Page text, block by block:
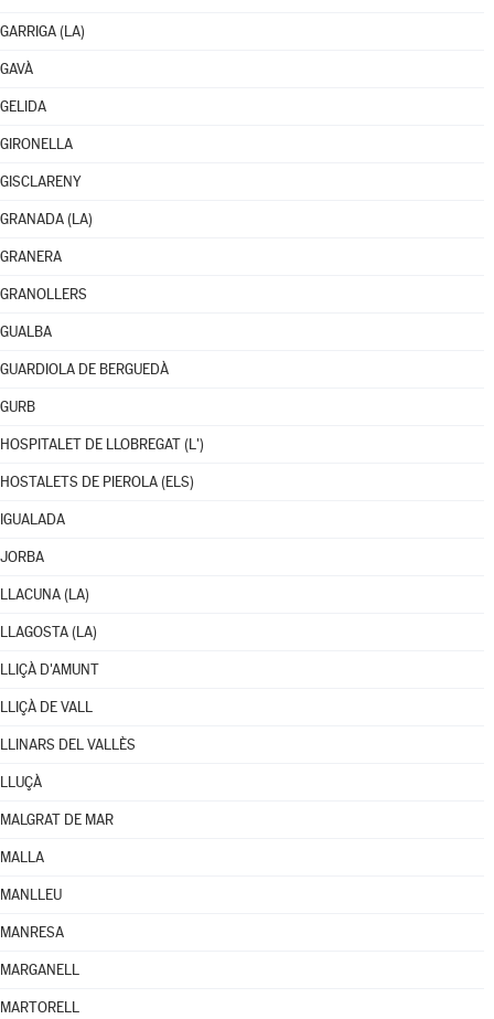
GARRIGA (LA)
GAVÀ
GELIDA
GIRONELLA
GISCLARENY
GRANADA (LA)
GRANERA
GRANOLLERS
GUALBA
GUARDIOLA DE BERGUEDÀ
GURB
HOSPITALET DE LLOBREGAT (L')
HOSTALETS DE PIEROLA (ELS)
IGUALADA
JORBA
LLACUNA (LA)
LLAGOSTA (LA)
LLIÇÀ D'AMUNT
LLIÇÀ DE VALL
LLINARS DEL VALLÈS
LLUÇÀ
MALGRAT DE MAR
MALLA
MANLLEU
MANRESA
MARGANELL
MARTORELL